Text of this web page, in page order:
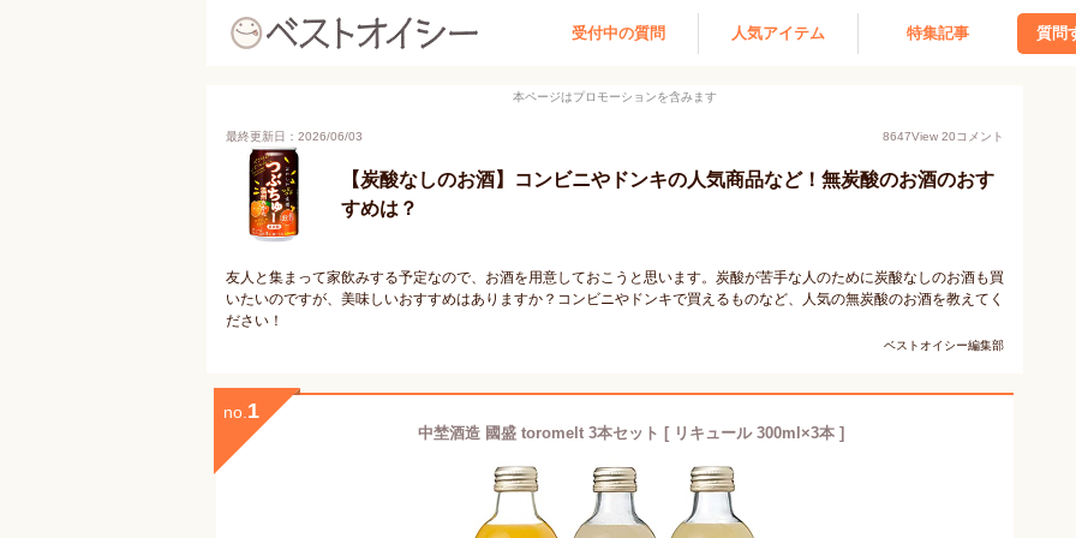
受付中の質問 人気アイテム 特集記事 質問
本ページはプロモーションを含みます
最終更新日：2026/06/03 8647View 20コメント
【炭酸なしのお酒】コンビニやドンキの人気商品など！無炭酸のお酒のおす
すめは？
友人と集まって家飲みする予定なので、お酒を用意しておこうと思います。炭酸が苦手な人のために炭酸なしのお酒も買
いたいのですが、美味しいおすすめはありますか？コンビニやドンキで買えるものなど、人気の無炭酸のお酒を教えてく
ださい！
ベストオイシー編集部
no. 1
中埜酒造 國盛 toromelt 3本セット [ リキュール 300ml×3本 ]